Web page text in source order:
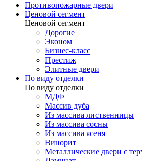
Противопожарные двери
Ценовой сегмент
Ценовой сегмент
Дорогие
Эконом
Бизнес-класс
Престиж
Элитные двери
По виду отделки
По виду отделки
МДФ
Массив дуба
Из массива лиственницы
Из массива сосны
Из массива ясеня
Винорит
Металлические двери с